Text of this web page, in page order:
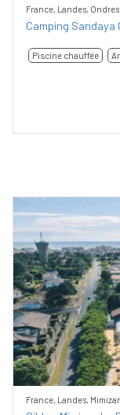
France, Landes, Ondres
Camping Sandaya
Piscine chauffée
Previous
France, Landes,